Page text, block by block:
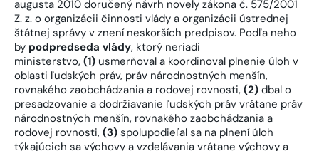
augusta 2010 doručený návrh novely zákona č. 575/2001
Z. z. o organizácii činnosti vlády a organizácii ústrednej
štátnej správy v znení neskorších predpisov. Podľa neho
by podpredseda vlády, ktorý neriadi
ministerstvo, (1) usmerňoval a koordinoval plnenie úloh v
oblasti ľudských práv, práv národnostných menšín,
rovnakého zaobchádzania a rodovej rovnosti, (2) dbal o
presadzovanie a dodržiavanie ľudských práv vrátane práv
národnostných menšín, rovnakého zaobchádzania a
rodovej rovnosti, (3) spolupodieľal sa na plnení úloh
týkajúcich sa výchovy a vzdelávania vrátane výchovy a